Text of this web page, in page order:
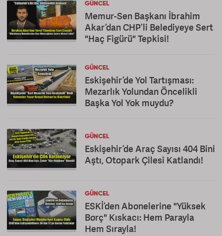
GÜNCEL
Memur-Sen Başkanı İbrahim
Akar’dan CHP’li Belediyeye Sert
"Haç Figürü" Tepkisi!
GÜNCEL
Eskişehir’de Yol Tartışması:
Mezarlık Yolundan Öncelikli
Başka Yol Yok muydu?
GÜNCEL
Eskişehir’de Araç Sayısı 404 Bini
Aştı, Otopark Çilesi Katlandı!
GÜNCEL
ESKİ’den Abonelerine "Yüksek
Borç" Kıskacı: Hem Parayla
Hem Sırayla!